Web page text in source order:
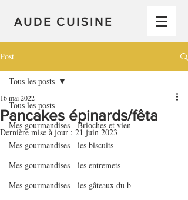
AUDE CUISINE
Post
Tous les posts
Mes gourmandises - Brioches et vien
Mes gourmandises - les biscuits
Mes gourmandises - les entremets
Mes gourmandises - les gâteaux du b
Tous les posts
Pancakes épinards/fêta
16 mai 2022
Dernière mise à jour : 21 juin 2023